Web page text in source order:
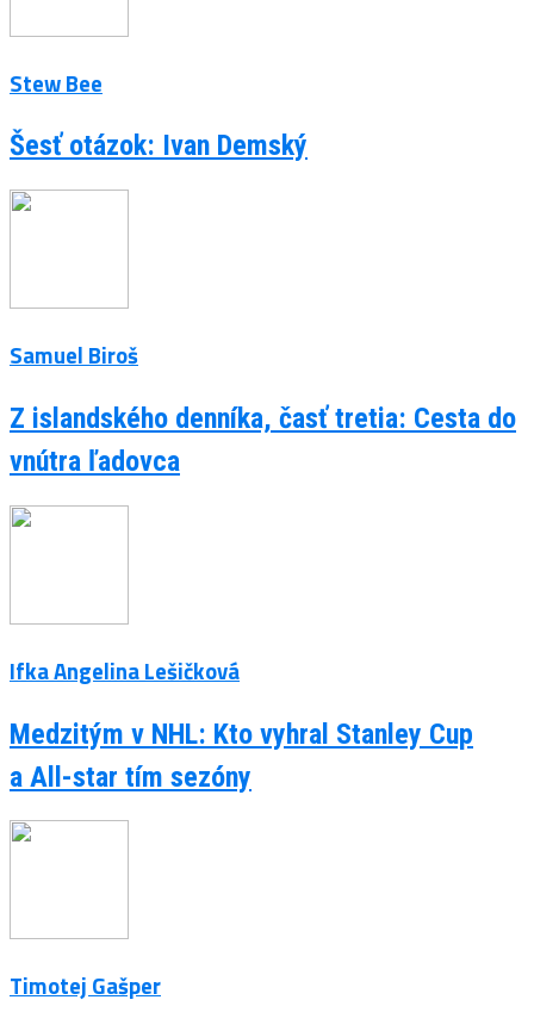
Stew Bee
Šesť otázok: Ivan Demský
Samuel Biroš
Z islandského denníka, časť tretia: Cesta do
vnútra ľadovca
Ifka Angelina Lešičková
Medzitým v NHL: Kto vyhral Stanley Cup
a All-star tím sezóny
Timotej Gašper